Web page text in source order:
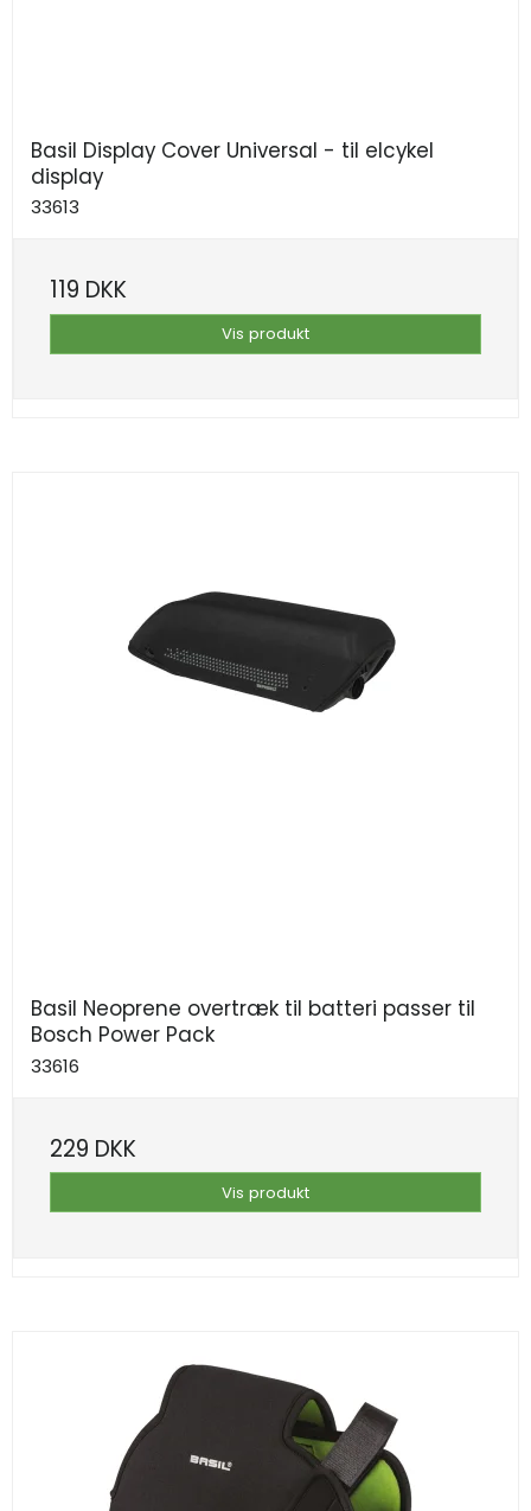
Basil Display Cover Universal - til elcykel
display
33613
119 DKK
Vis produkt
Basil Neoprene overtræk til batteri passer til
Bosch Power Pack
33616
229 DKK
Vis produkt